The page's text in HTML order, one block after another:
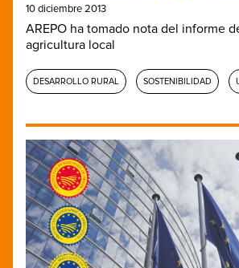
10 diciembre 2013
AREPO ha tomado nota del informe
agricultura local
DESARROLLO RURAL SOSTENIBILIDAD